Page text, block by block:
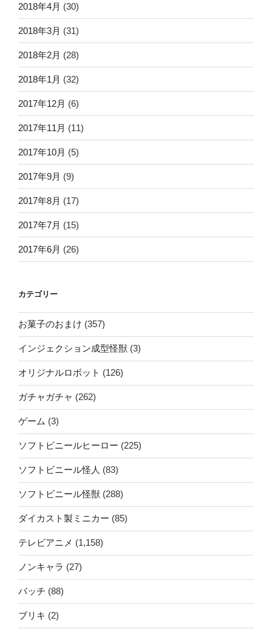
2018年4月 (30)
2018年3月 (31)
2018年2月 (28)
2018年1月 (32)
2017年12月 (6)
2017年11月 (11)
2017年10月 (5)
2017年9月 (9)
2017年8月 (17)
2017年7月 (15)
2017年6月 (26)
カテゴリー
お菓子のおまけ (357)
インジェクション成型怪獣 (3)
オリジナルロボット (126)
ガチャガチャ (262)
ゲーム (3)
ソフトビニールヒーロー (225)
ソフトビニール怪人 (83)
ソフトビニール怪獣 (288)
ダイカスト製ミニカー (85)
テレビアニメ (1,158)
ノンキャラ (27)
バッチ (88)
ブリキ (2)